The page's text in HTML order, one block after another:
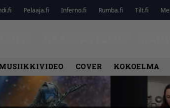
Pelaaja.fi Inferno.fi Rumba.fi Tilt.fi
COVER KOKOELMA